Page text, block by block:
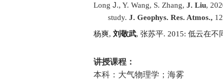
Long J., Y. Wang, S. Zhang, J. Liu,
study. J. Geophys. Res. Atmos.,
杨爽, 刘敬武, 张苏平. 2015: 低云在不
讲授课程：
本科：大气物理学；海雾